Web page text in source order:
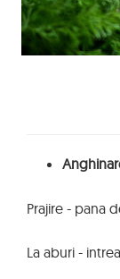
Prajire - pana
La aburi -